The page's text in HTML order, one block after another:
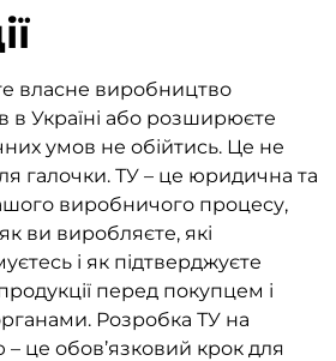
власне виробництво
в Україні або розширюєте
умов не обійтись. Це не
галочки. ТУ – це юридична та
виробничого процесу,
ви виробляєте, які
і як підтверджуєте
перед покупцем і
Розробка ТУ на
– це обов’язковий крок для